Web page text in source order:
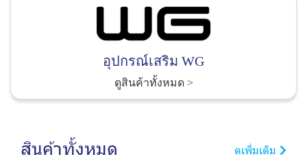
อุปกรณ์เสริม WG
ดูสินค้าทั้งหมด>
สินค้าทั้งหมด ดูเพิ่มเติม